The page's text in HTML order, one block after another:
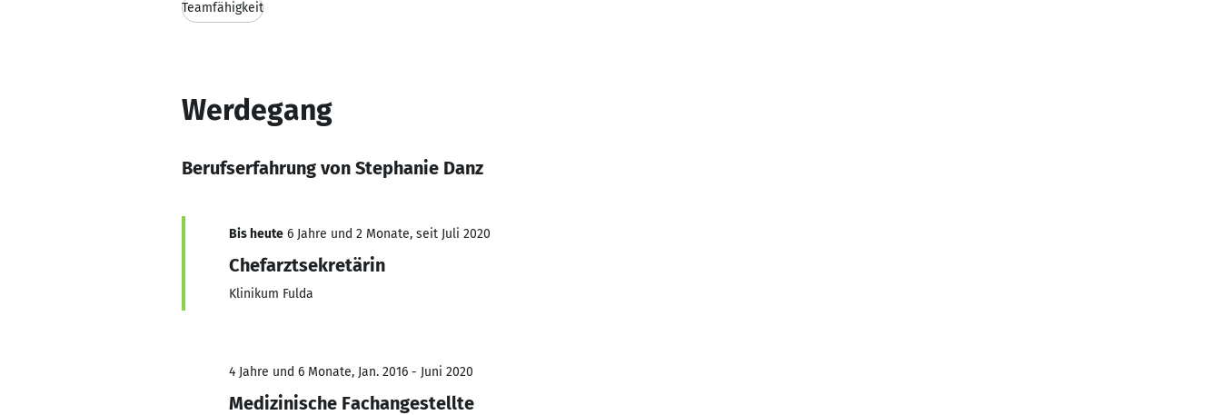
Teamfähigkeit
Werdegang
Berufserfahrung von Stephanie Danz
Bis heute 6 Jahre und 2 Monate, seit Juli 2020
Chefarztsekretärin
Klinikum Fulda
4 Jahre und 6 Monate, Jan. 2016 - Juni 2020
Medizinische Fachangestellte